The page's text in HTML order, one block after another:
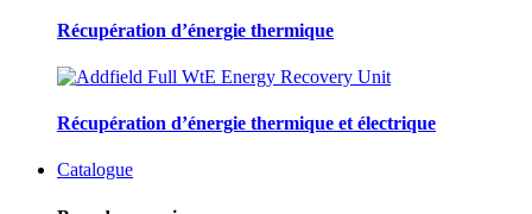
Récupération d’énergie thermique
Récupération d’énergie thermique et électrique
Catalogue